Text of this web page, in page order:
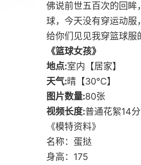
佛说前世五百次的回眸
球，今天没有穿运动服
给你们见见我穿篮球服
《篮球女孩》
地点:室内【居家】
天气:晴【30℃】
图片数量:80张
视频长度:普通花絮14
《模特资料》
名称：蛋挞
身高：175